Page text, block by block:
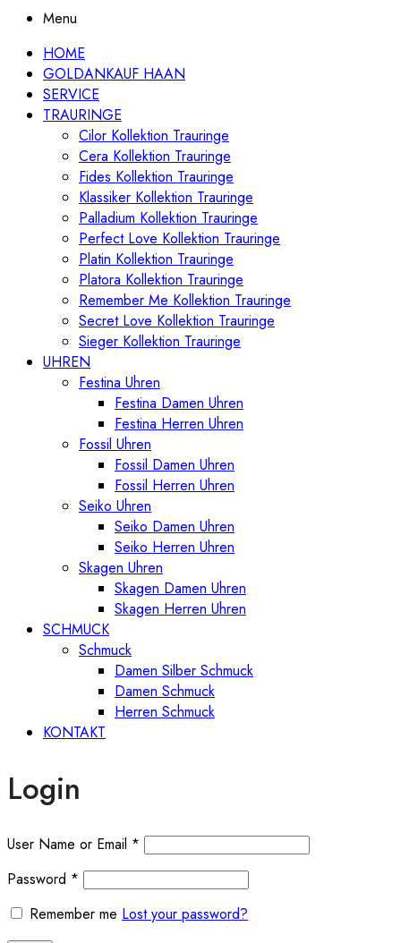
Menu
HOME
GOLDANKAUF HAAN
SERVICE
TRAURINGE
Cilor Kollektion Trauringe
Cera Kollektion Trauringe
Fides Kollektion Trauringe
Klassiker Kollektion Trauringe
Palladium Kollektion Trauringe
Perfect Love Kollektion Trauringe
Platin Kollektion Trauringe
Platora Kollektion Trauringe
Remember Me Kollektion Trauringe
Secret Love Kollektion Trauringe
Sieger Kollektion Trauringe
UHREN
Festina Uhren
Festina Damen Uhren
Festina Herren Uhren
Fossil Uhren
Fossil Damen Uhren
Fossil Herren Uhren
Seiko Uhren
Seiko Damen Uhren
Seiko Herren Uhren
Skagen Uhren
Skagen Damen Uhren
Skagen Herren Uhren
SCHMUCK
Schmuck
Damen Silber Schmuck
Damen Schmuck
Herren Schmuck
KONTAKT
Login
User Name or Email *
Password *
Remember me Lost your password?